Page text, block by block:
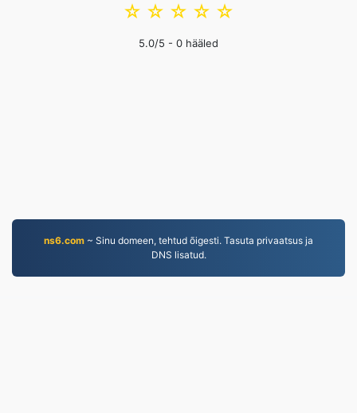
☆
☆
☆
☆
☆
5.0/5 - 0 hääled
ns6.com ~ Sinu domeen, tehtud õigesti. Tasuta privaatsus ja
DNS lisatud.